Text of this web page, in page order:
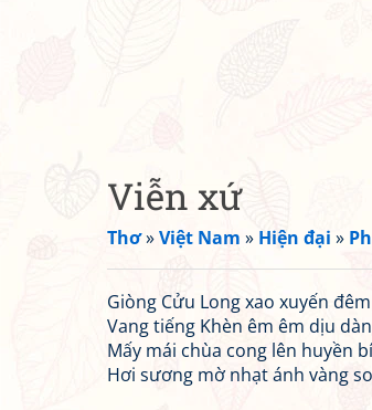
Viễn xứ
Thơ»Việt Nam » Hiện đại »
Giòng Cửu Long xao xuyến
Vang tiếng Khèn êm êm dịu
Mấy mái chùa cong lên huyền bí
Hơi sương mờ nhạt ánh vàng